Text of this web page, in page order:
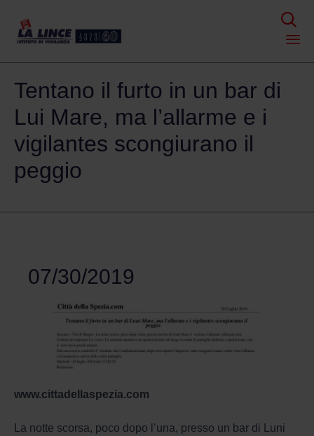

to
Tentano il furto in un bar di
Lui Mare, ma l’allarme e i
vigilantes scongiurano il
peggio
07/30/2019
www.cittadellaspezia.com
La notte scorsa, poco dopo l’una, presso un bar di Luni